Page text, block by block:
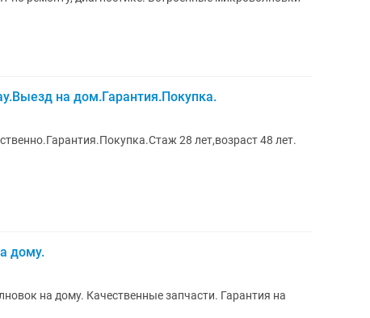
на дом.Гарантия.Покупка.
28 лет,возраст 48 лет.
дому.
на дому. Качественные запчасти. Гарантия на